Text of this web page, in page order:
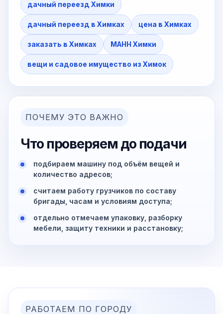
дачный переезд Химки
дачный переезд в Химках цена в Химках
заказать в Химках МАНН Химки
вещи и садовое имущество из Химок
ПОЧЕМУ ЭТО ВАЖНО
Что проверяем до подачи
подбираем машину под объём вещей и
количество адресов;
считаем работу грузчиков по составу
бригады, часам и условиям доступа;
отдельно отмечаем упаковку, разборку
мебели, защиту техники и расстановку;
РАБОТАЕМ ПО ГОРОДУ